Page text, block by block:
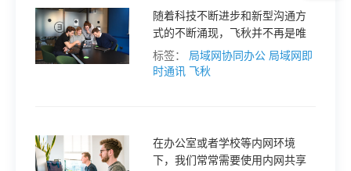
随着科技不断进步和新型沟通方
式的不断涌现，飞秋并不再是唯
一靠谱的选择。本篇文章将为你
介绍五款能替代飞秋的局域网沟
标签： 局域网协同办公 局域网即
时通讯
飞秋
在办公室或者学校等内网环境
下，我们常常需要使用内网共享